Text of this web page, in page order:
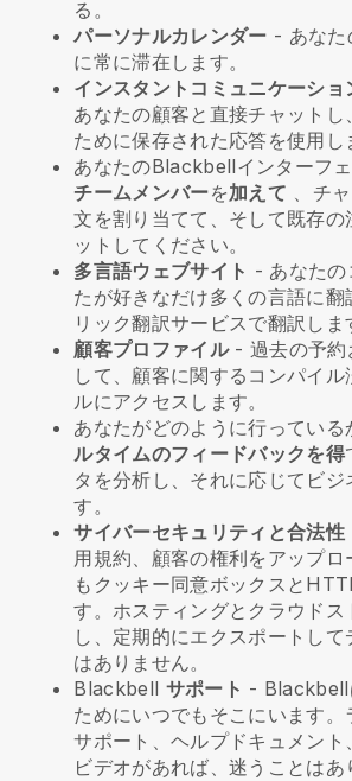
る。
パーソナルカレンダー - あなた
に常に滞在します。
インスタントコミュニケーショ
あなたの顧客と直接チャットし
ために保存された応答を使用し
あなたのBlackbellインターフ
チームメンバーを加えて 、チ
文を割り当てて、そして既存の
ットしてください。
多言語ウェブサイト - あなたの
たが好きなだけ多くの言語に翻
リック翻訳サービスで翻訳しま
顧客プロファイル- 過去の予約
して、顧客に関するコンパイル
ルにアクセスします。
あなたがどのように行っている
ルタイムのフィードバックを得
タを分析し、それに応じてビジ
す。
サイバーセキュリティと合法性
用規約、顧客の権利をアップ
もクッキー同意ボックスと
す。ホスティングとクラウドス
し、定期的にエクスポートして
はありません。
Blackbell サポート - Blackbell
ためにいつでもそこにいます
サポート、ヘルプドキュメント
ビデオがあれば、迷うことはあ